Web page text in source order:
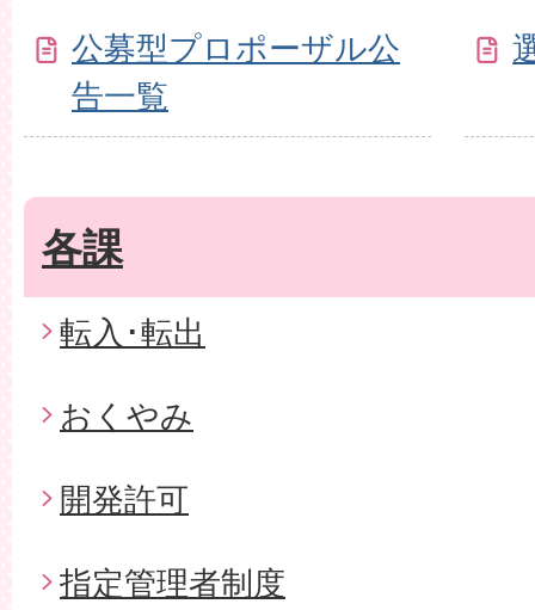
公募型プロポーザル公
告一覧
各課
転入･転出
おくやみ
開発許可
指定管理者制度